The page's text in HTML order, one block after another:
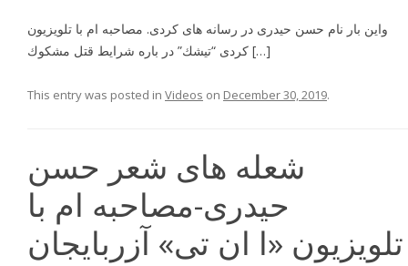
واين بار نام حسن حيدرى در رسانه هاى كردى. مصاحبه ام با تلويزيون
كردى “تيشك” در باره شرايط قتل مشكوك […]
This entry was posted in Videos on December 30, 2019.
شعله هاى شعر حسن
حيدرى-مصاحبه ام با
تلویزیون «ا ان تی» آزربایجان